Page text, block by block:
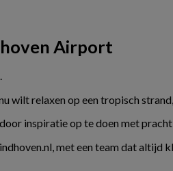
Airport
wilt relaxen op een tropisch
inspiratie op te doen met
met een team dat